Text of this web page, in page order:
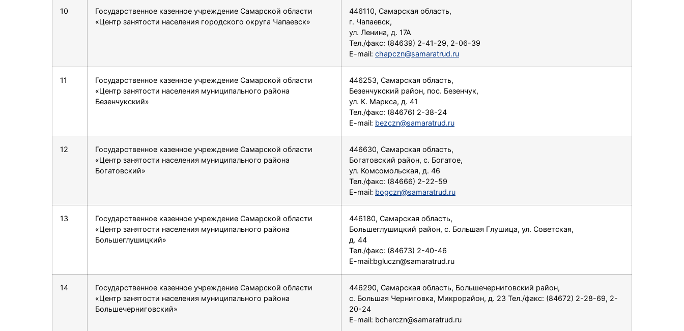
10
Государственное казенное учреждение Самарской области
«Центр занятости населения городского округа Чапаевск»
446110, Самарская область,
г. Чапаевск,
ул. Ленина, д. 17А
Тел./факс: (84639) 2-41-29, 2-06-39
E-mail: chapczn@samaratrud.ru
11
Государственное казенное учреждение Самарской области
«Центр занятости населения муниципального района
Безенчукский»
446253, Самарская область,
Безенчукский район, пос. Безенчук,
ул. К. Маркса, д. 41
Тел./факс: (84676) 2-38-24
E-mail: bezczn@samaratrud.ru
12
Государственное казенное учреждение Самарской области
«Центр занятости населения муниципального района
Богатовский»
446630, Самарская область,
Богатовский район, с. Богатое,
ул. Комсомольская, д. 46
Тел./факс: (84666) 2-22-59
E-mail: bogczn@samaratrud.ru
13
Государственное казенное учреждение Самарской области
«Центр занятости населения муниципального района
Большеглушицкий»
446180, Самарская область,
Большеглушицкий район, с. Большая Глушица, ул. Советская,
д. 44
Тел./факс: (84673) 2-40-46
E-mail:bgluczn@samaratrud.ru
14
Государственное казенное учреждение Самарской области
«Центр занятости населения муниципального района
Большечерниговский»
446290, Самарская область, Большечерниговский район,
с. Большая Черниговка, Микрорайон, д. 23 Тел./факс: (84672) 2-28-69, 2-
20-24
E-mail: bcherczn@samaratrud.ru